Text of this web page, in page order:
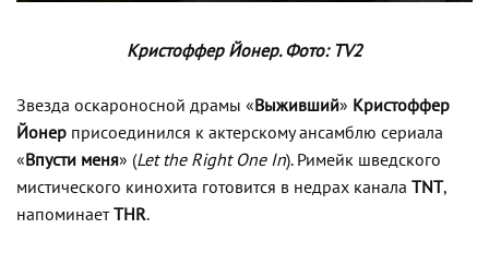
Кристоффер Йонер. Фото: TV2
Звезда оскароносной драмы «Выживший» Кристоффер
Йонер присоединился к актерскому ансамблю сериала
«Впусти меня» (Let the Right One In). Римейк шведского
мистического кинохита готовится в недрах канала TNT,
напоминаетTHR.